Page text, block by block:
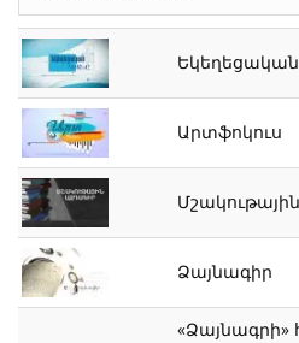
Եկեղեցական
Արտֆոկուս
Ձայնագիր
«Ձայնագրի»